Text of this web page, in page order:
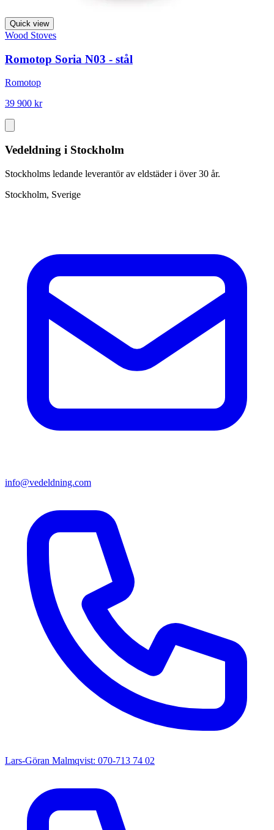
Quick view
Wood Stoves
Romotop Soria N03 - stål
Romotop
39 900 kr
Vedeldning i Stockholm
Stockholms ledande leverantör av eldstäder i över 30 år.
Stockholm, Sverige
info@vedeldning.com
Lars-Göran Malmqvist: 070-713 74 02